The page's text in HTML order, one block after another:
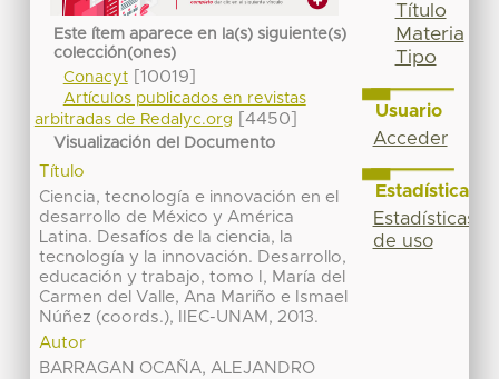
Este ítem aparece en la(s) siguiente(s)
colección(ones)
Conacyt[10019]
Artículos publicados en revistas
arbitradas de Redalyc.org
[4450]
Visualización del Documento
Título
Ciencia, tecnología e innovación en el
desarrollo de México y América
Latina. Desafíos de la ciencia, la
tecnología y la innovación. Desarrollo,
educación y trabajo, tomo I, María del
Carmen del Valle, Ana Mariño e Ismael
Núñez (coords.), IIEC-UNAM, 2013.
Autor
BARRAGAN OCAÑA, ALEJANDRO
Título
Materia
Tipo
Usuario
Acceder
Estadísticas
Estadísticas
de uso